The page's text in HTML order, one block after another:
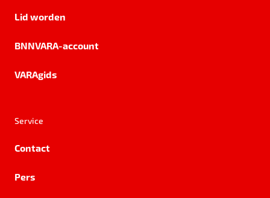
Lid worden
BNNVARA-account
VARAgids
Service
Contact
Pers